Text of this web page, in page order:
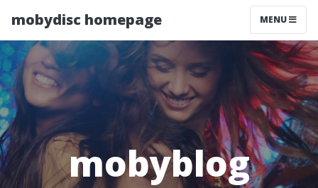
mobydisc homepage MENU
mobyblog